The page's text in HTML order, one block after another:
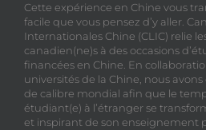
Cette expérience en Chine vous
facile que vous pensez d’y aller.
Internationales Chine (CLIC) relie
canadien(ne)s à des occasions
financées en Chine. En
universités de la Chine, nous
de calibre mondial afin que le
étudiant(e) à l’étranger se
et inspirant de son enseignement